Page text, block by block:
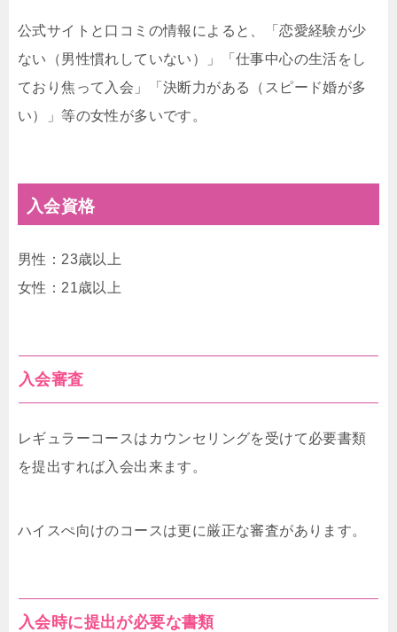
公式サイトと口コミの情報によると、「恋愛経験が少
ない（男性慣れしていない）」「仕事中心の生活をし
ており焦って入会」「決断力がある（スピード婚が多
い）」等の女性が多いです。
入会資格
男性：23歳以上
女性：21歳以上
入会審査
レギュラーコースはカウンセリングを受けて必要書類
を提出すれば入会出来ます。
ハイスぺ向けのコースは更に厳正な審査があります。
入会時に提出が必要な書類